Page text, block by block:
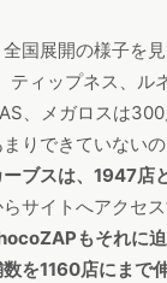
国展開の様子を
ティップネス、ル
、メガロスは
りできていない
ーブスは、1947店
サイトへアクセ
もそれに
を1160店にまで